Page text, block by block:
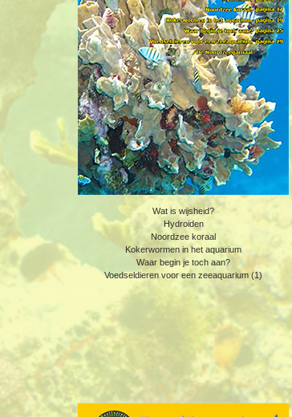
Wat is wijsheid?
Hydroiden
Noordzee koraal
Kokerwormen in het aquarium
Waar begin je toch aan?
Voedseldieren voor een zeeaquarium (1)